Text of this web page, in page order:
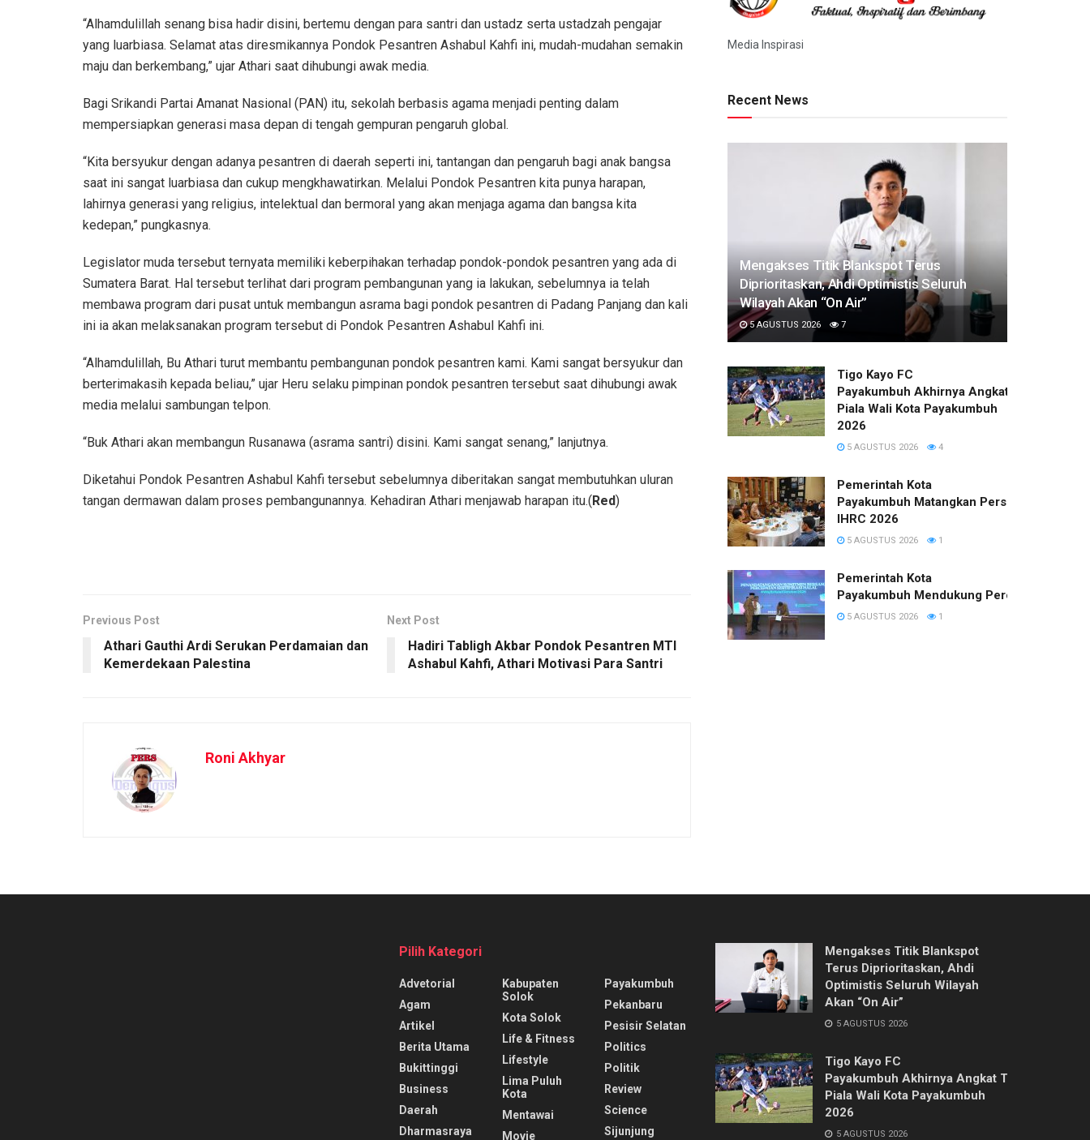
“Alhamdulillah senang bisa hadir disini, bertemu dengan para santri dan ustadz serta ustadzah pengajar
yang luarbiasa. Selamat atas diresmikannya Pondok Pesantren Ashabul Kahfi ini, mudah-mudahan semakin
maju dan berkembang,” ujar Athari saat dihubungi awak media.
Bagi Srikandi Partai Amanat Nasional (PAN) itu, sekolah berbasis agama menjadi penting dalam
mempersiapkan generasi masa depan di tengah gempuran pengaruh global.
“Kita bersyukur dengan adanya pesantren di daerah seperti ini, tantangan dan pengaruh bagi anak bangsa
saat ini sangat luarbiasa dan cukup mengkhawatirkan. Melalui Pondok Pesantren kita punya harapan,
lahirnya generasi yang religius, intelektual dan bermoral yang akan menjaga agama dan bangsa kita
kedepan,” pungkasnya.
Legislator muda tersebut ternyata memiliki keberpihakan terhadap pondok-pondok pesantren yang ada di
Sumatera Barat. Hal tersebut terlihat dari program pembangunan yang ia lakukan, sebelumnya ia telah
membawa program dari pusat untuk membangun asrama bagi pondok pesantren di Padang Panjang dan kali
ini ia akan melaksanakan program tersebut di Pondok Pesantren Ashabul Kahfi ini.
“Alhamdulillah, Bu Athari turut membantu pembangunan pondok pesantren kami. Kami sangat bersyukur dan
berterimakasih kepada beliau,” ujar Heru selaku pimpinan pondok pesantren tersebut saat dihubungi awak
media melalui sambungan telpon.
“Buk Athari akan membangun Rusanawa (asrama santri) disini. Kami sangat senang,” lanjutnya.
Diketahui Pondok Pesantren Ashabul Kahfi tersebut sebelumnya diberitakan sangat membutuhkan uluran
tangan dermawan dalam proses pembangunannya. Kehadiran Athari menjawab harapan itu.(Red)
Previous Post
Athari Gauthi Ardi Serukan Perdamaian dan
Kemerdekaan Palestina
Next Post
Hadiri Tabligh Akbar Pondok Pesantren MTI
Ashabul Kahfi, Athari Motivasi Para Santri
Roni Akhyar
Media Inspirasi
Recent News
Mengakses Titik Blankspot Terus
Diprioritaskan, Ahdi Optimistis Seluruh
Wilayah Akan “On Air”
5 AGUSTUS 2026 7
Tigo Kayo FC
Payakumbuh Akhirnya Angkat Trofi
Piala Wali Kota Payakumbuh
2026
5 AGUSTUS 2026 4
Pemerintah Kota
Payakumbuh Matangkan Persiapan
IHRC 2026
5 AGUSTUS 2026 1
Pemerintah Kota
Payakumbuh Mendukung Percepatan
5 AGUSTUS 2026 1
Pilih Kategori
Advetorial
Agam
Artikel
Berita Utama
Bukittinggi
Business
Daerah
Dharmasraya
Kabupaten
Solok
Kota Solok
Life & Fitness
Lifestyle
Lima Puluh
Kota
Mentawai
Movie
Payakumbuh
Pekanbaru
Pesisir Selatan
Politics
Politik
Review
Science
Sijunjung
Mengakses Titik Blankspot
Terus Diprioritaskan, Ahdi
Optimistis Seluruh Wilayah
Akan “On Air”
5 AGUSTUS 2026
Tigo Kayo FC
Payakumbuh Akhirnya Angkat Trofi
Piala Wali Kota Payakumbuh
2026
5 AGUSTUS 2026